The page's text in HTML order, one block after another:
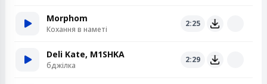
Morphom
Кохання в наметі
2:25
Deli Kate, M1SHKA
бджілка
2:29